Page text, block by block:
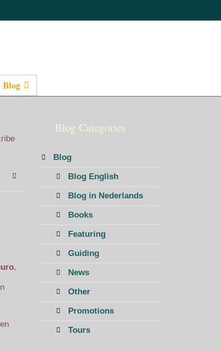
to blog
Sign In
Blog Categories
Blog
Blog English
Blog in Nederlands
Books
Featuring
Guiding
News
Other
Promotions
Tours